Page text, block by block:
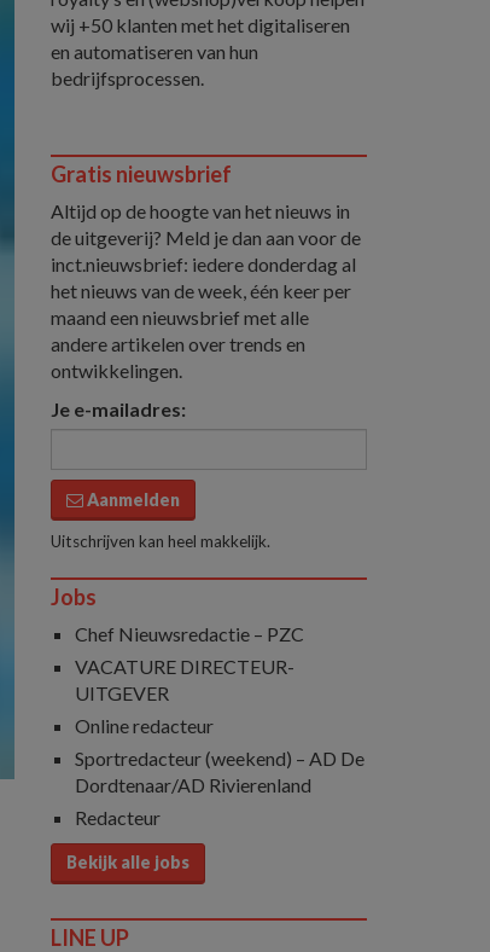
wij +50 klanten met het digitaliseren
en automatiseren van hun
bedrijfsprocessen.
Gratis nieuwsbrief
Altijd op de hoogte van het nieuws in
de uitgeverij? Meld je dan aan voor de
inct.nieuwsbrief: iedere donderdag al
het nieuws van de week, één keer per
maand een nieuwsbrief met alle
andere artikelen over trends en
ontwikkelingen.
Je e-mailadres:
Aanmelden
Uitschrijven kan heel makkelijk.
Jobs
Chef Nieuwsredactie – PZC
VACATURE DIRECTEUR-
UITGEVER
Online redacteur
Sportredacteur (weekend) – AD De
Dordtenaar/AD Rivierenland
Redacteur
Bekijk alle jobs
LINE UP